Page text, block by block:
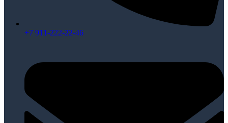
+7 911-222-22-46